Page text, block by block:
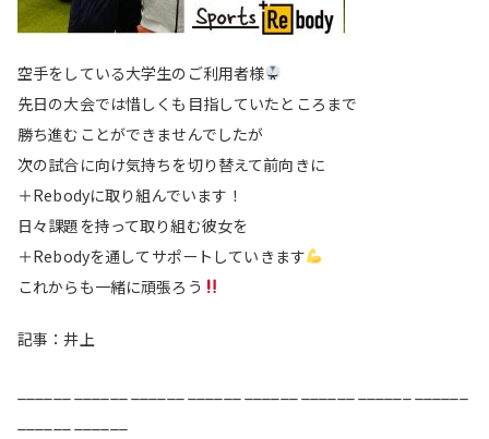
空手をしている大学生のご利用者様
先日の大会では惜しくも目指していたところまで
勝ち進むことができませんでしたが
次の試合に向け気持ちを切り替えて前向きに
＋Rebodyに取り組んでいます！
日々課題を持って取り組む彼女を
＋Rebodyを通してサポートしていきます
これからも一緒に頑張ろう
記事：井上